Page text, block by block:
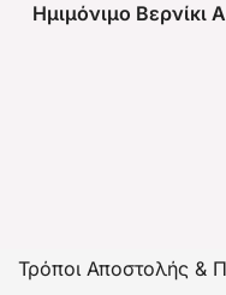
Ημιμόνιμο
Τρόποι Αποστολής &